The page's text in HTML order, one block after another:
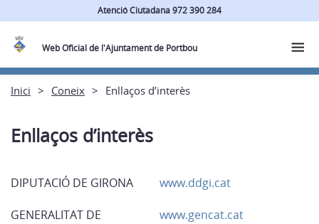
Atenció Ciutadana 972 390 284
Web Oficial de l'Ajuntament de Portbou
Inici Coneix Enllaços d’interès
Enllaços d’interès
DIPUTACIÓ DE GIRONA
GENERALITAT DE
www.ddgi.cat
www.gencat.cat